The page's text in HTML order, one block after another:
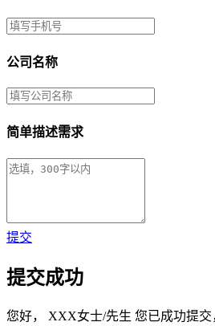
公司名称
简单描述需求
提交
提交成功
您好， XXX女士/先生 您已成功提